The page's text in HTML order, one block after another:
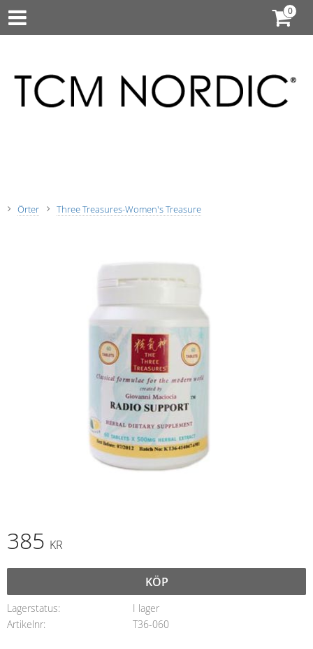
Örter Three Treasures-Women's Treasure
385 KR
KÖP
Lagerstatus
I lager
Artikelnr
T36-060